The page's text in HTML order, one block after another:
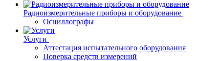
Радиоизмерительные приборы и оборудование
Осциллографы
Услуги
Аттестация испытательного оборудования
Поверка средств измерений